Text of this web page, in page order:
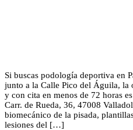
Si buscas podología deportiva en
junto a la Calle Pico del Águila, la
y con cita en menos de 72 horas
Carr. de Rueda, 36, 47008
biomecánico de la pisada,
lesiones del […]